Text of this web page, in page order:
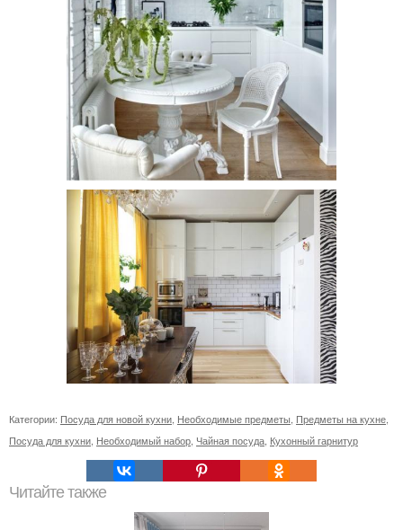
Категории: Посуда для новой кухни, Необходимые предметы, Предметы на кухне,
Посуда для кухни, Необходимый набор, Чайная посуда, Кухонный гарнитур
Читайте также